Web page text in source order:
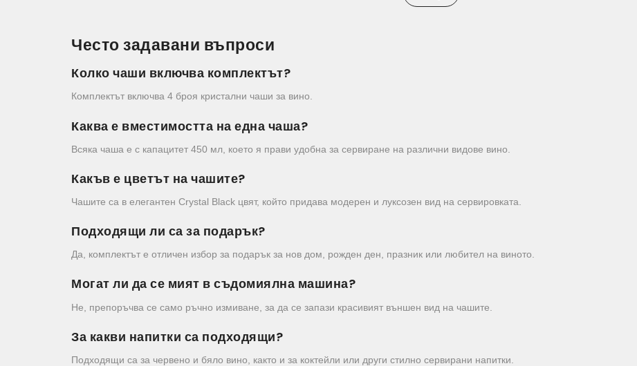
Често задавани въпроси
Колко чаши включва комплектът?
Комплектът включва 4 броя кристални чаши за вино.
Каква е вместимостта на една чаша?
Всяка чаша е с капацитет 450 мл, което я прави удобна за сервиране на различни видове вино.
Какъв е цветът на чашите?
Чашите са в елегантен Crystal Black цвят, който придава модерен и луксозен вид на сервировката.
Подходящи ли са за подарък?
Да, комплектът е отличен избор за подарък за нов дом, рожден ден, празник или любител на виното.
Могат ли да се мият в съдомиялна машина?
Не, препоръчва се само ръчно измиване, за да се запази красивият външен вид на чашите.
За какви напитки са подходящи?
Подходящи са за червено и бяло вино, както и за коктейли или други стилно сервирани напитки.